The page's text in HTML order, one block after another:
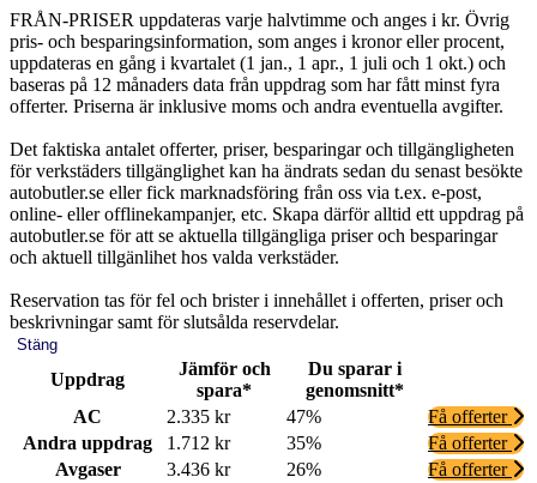
FRÅN-PRISER uppdateras varje halvtimme och anges i kr. Övrig
pris- och besparingsinformation, som anges i kronor eller procent,
uppdateras en gång i kvartalet (1 jan., 1 apr., 1 juli och 1 okt.) och
baseras på 12 månaders data från uppdrag som har fått minst fyra
offerter. Priserna är inklusive moms och andra eventuella avgifter.
Det faktiska antalet offerter, priser, besparingar och tillgängligheten
för verkstäders tillgänglighet kan ha ändrats sedan du senast besökte
autobutler.se eller fick marknadsföring från oss via t.ex. e-post,
online- eller offlinekampanjer, etc. Skapa därför alltid ett uppdrag på
autobutler.se för att se aktuella tillgängliga priser och besparingar
och aktuell tillgänlihet hos valda verkstäder.
Reservation tas för fel och brister i innehållet i offerten, priser och
beskrivningar samt för slutsålda reservdelar.
Stäng
Uppdrag
Jämför och
spara*
Du sparar i
genomsnitt*
AC
2.335 kr 47%
Få offerter
Andra uppdrag
1.712 kr 35%
Få offerter
Avgaser
3.436 kr 26%
Få offerter